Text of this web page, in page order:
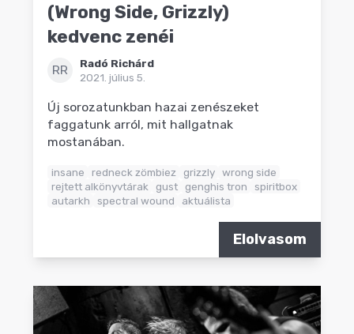
(Wrong Side, Grizzly)
kedvenc zenéi
RR
Radó Richárd
2021. július 5.
Új sorozatunkban hazai zenészeket
faggatunk arról, mit hallgatnak
mostanában.
insane redneck zömbiez grizzly wrong side
rejtett alkönyvtárak
gust genghis tron
spiritbox
autarkh
spectral wound aktuálista
Elolvasom